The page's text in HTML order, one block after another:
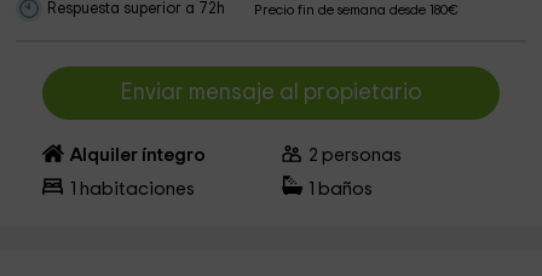
Respuesta superior a 72h Precio fin de semana desde 180€
Enviar mensaje al propietario
Alquiler íntegro 2 personas
habitaciones baños